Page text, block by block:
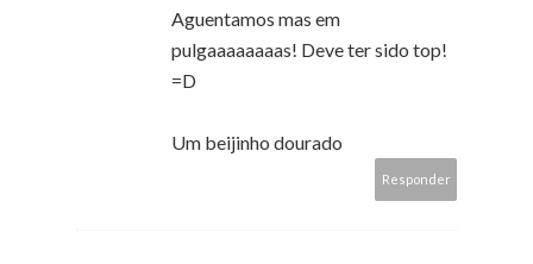
Aguentamos mas em
pulgaaaaaaaas! Deve ter sido top!
=D
Um beijinho dourado
Responder